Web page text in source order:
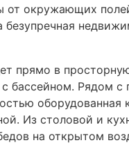
от окружающих
прямо в
Рядом с
оборудованная
Из столовой и
на открытом